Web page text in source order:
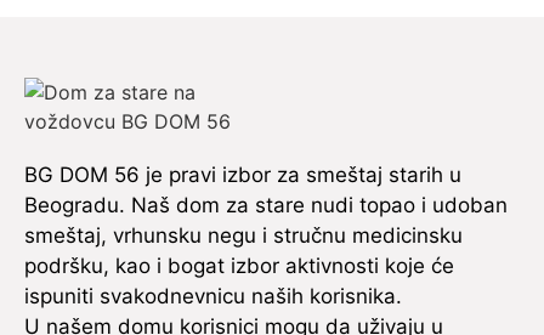
BG DOM 56 je pravi izbor za smeštaj starih u
Beogradu. Naš dom za stare nudi topao i udoban
smeštaj, vrhunsku negu i stručnu medicinsku
podršku, kao i bogat izbor aktivnosti koje će
ispuniti svakodnevnicu naših korisnika.
U našem domu korisnici mogu da uživaju u